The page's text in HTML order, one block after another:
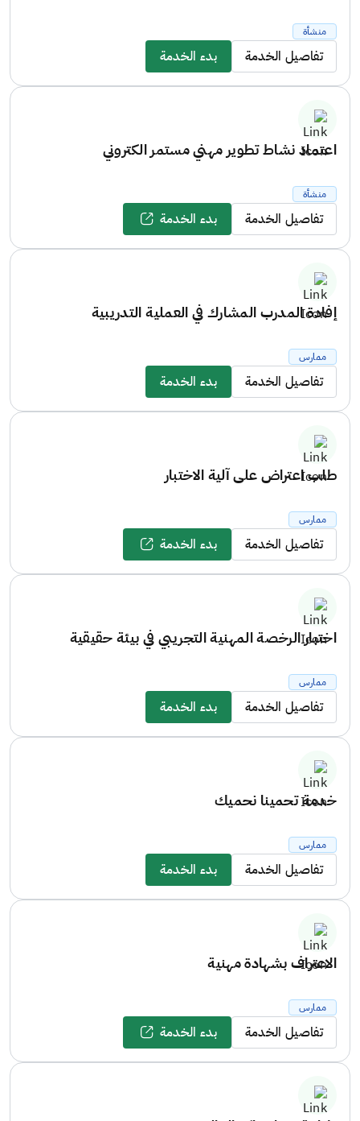
منشأة
تفاصيل الخدمة بدء الخدمة
اعتماد نشاط تطوير مهني مستمر الكتروني
منشأة
تفاصيل الخدمة بدء الخدمة
إفادة المدرب المشارك في العملية التدريبية
ممارس
تفاصيل الخدمة بدء الخدمة
طلب اعتراض على آلية الاختبار
ممارس
تفاصيل الخدمة بدء الخدمة
اختبار الرخصة المهنية التجريبي في بيئة حقيقية
ممارس
تفاصيل الخدمة بدء الخدمة
خدمة تحمينا نحميك
ممارس
تفاصيل الخدمة بدء الخدمة
الاعتراف بشهادة مهنية
ممارس
تفاصيل الخدمة بدء الخدمة